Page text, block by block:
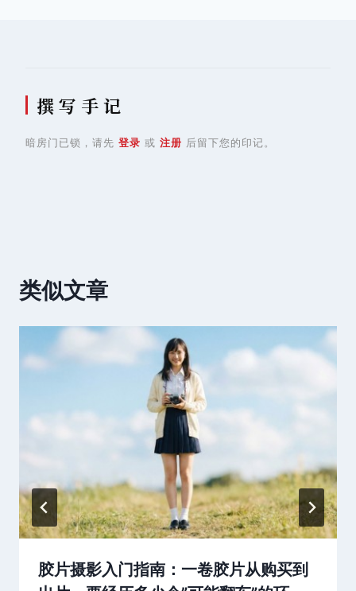
撰 写 手 记
暗房门已锁，请先 登录 或 注册 后留下您的印记。
类似文章
胶片摄影入门指南：一卷胶片从购买到